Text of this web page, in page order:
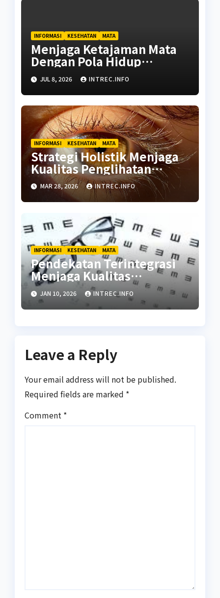
INFORMASI KESEHATAN MATA
Menjaga Ketajaman Mata
Dengan Pola Hidup
Berkualitas Berkelanjutan
JUL 8, 2026 INTREC.INFO
INFORMASI KESEHATAN MATA
Strategi Holistik Menjaga
Kualitas Penglihatan
Sepanjang Usia
MAR 28, 2026 INTREC.INFO
INFORMASI KESEHATAN MATA
Pendekatan Terintegrasi
Menjaga Kualitas
Penglihatan Jangka
Panjang
JAN 10, 2026 INTREC.INFO
Leave a Reply
Your email address will not be published.
Required fields are marked *
Comment *